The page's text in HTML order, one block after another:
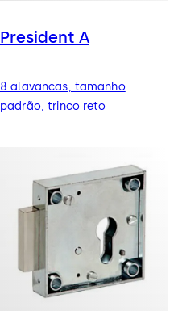
President A
8 alavancas, tamanho
padrão, trinco reto